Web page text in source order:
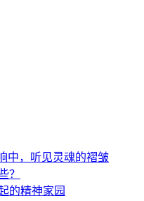
中，听见灵魂的褶皱
？
的精神家园